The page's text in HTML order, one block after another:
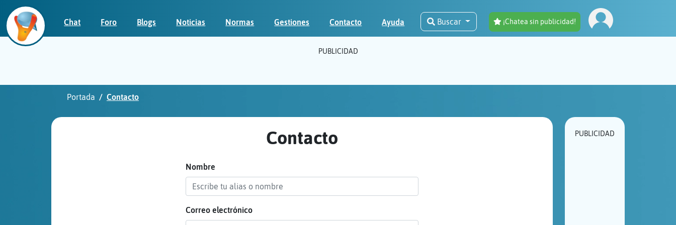
Chat Foro Blogs Noticias Normas Gestiones Contacto Ayuda Buscar ¡Chatea sin publicidad!
PUBLICIDAD
Portada Contacto
Contacto
Nombre
Correo electrónico
PUBLICIDAD
Iniciar